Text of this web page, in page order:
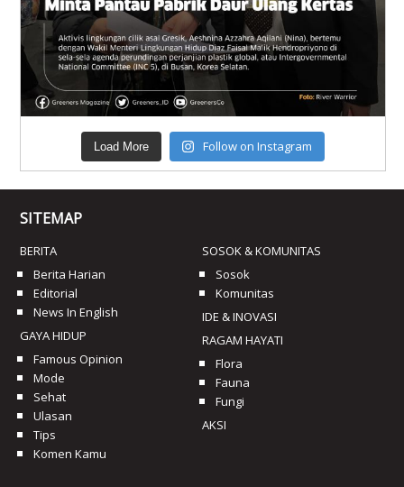
Load More Follow on Instagram
SITEMAP
BERITA
Berita Harian
Editorial
News In English
GAYA HIDUP
Famous Opinion
Mode
Sehat
Ulasan
Tips
Komen Kamu
SOSOK & KOMUNITAS
Sosok
Komunitas
IDE & INOVASI
RAGAM HAYATI
Flora
Fauna
Fungi
AKSI